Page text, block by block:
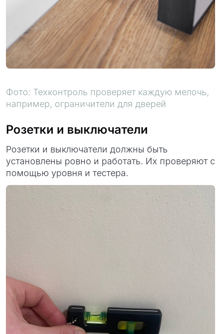
Фото: Техконтроль проверяет каждую мелочь,
например, ограничители для дверей
Розетки и выключатели
Розетки и выключатели должны быть
установлены ровно и работать. Их проверяют с
помощью уровня и тестера.